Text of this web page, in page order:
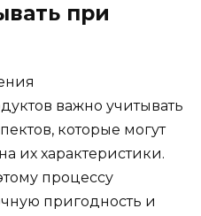
при
важно учитывать
которые могут
их характеристики.
процессу
пригодность и